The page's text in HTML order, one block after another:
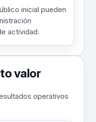
inicial pueden
actividad.
valor
operativos